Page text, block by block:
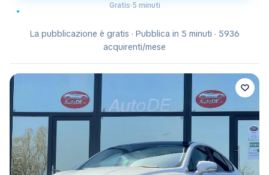
Gratis·5 minuti
La pubblicazione è gratis · Pubblica in 5 minuti · 5936
acquirenti/mese